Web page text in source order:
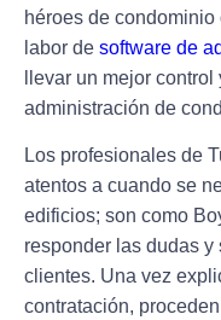
héroes de condominio
labor de software de
llevar un mejor
administración de
Los profesionales de
atentos a cuando se
edificios; son como
responder las dudas
clientes. Una vez
contratación,